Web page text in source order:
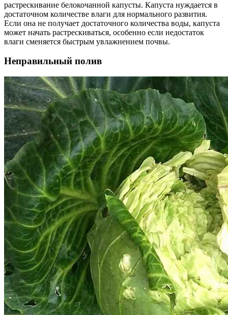
растрескивание белокочанной капусты. Капуста нуждается в
достаточном количестве влаги для нормального развития.
Если она не получает достаточного количества воды, капуста
может начать растрескиваться, особенно если недостаток
влаги сменяется быстрым увлажнением почвы.
Неправильный полив